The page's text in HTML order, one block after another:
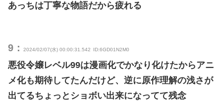
あっちは丁寧な物語だから疲れる
9： 2024/02/07(水) 00:00:31.542 ID:6GD01N2M0
悪役令嬢レベル99は漫画化でかなり化けたからアニ
メ化も期待してたんだけど、逆に原作理解の浅さが
出てるちょっとショボい出来になってて残念